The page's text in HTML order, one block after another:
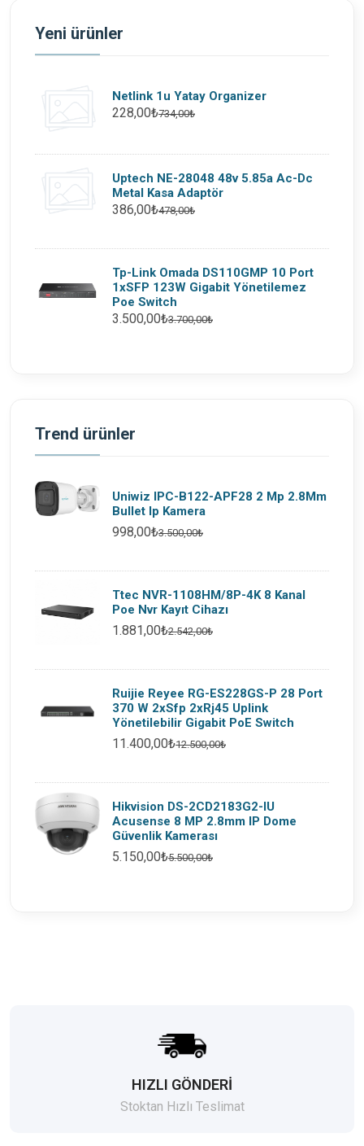
Yeni ürünler
Netlink 1u Yatay Organizer
228,00₺734,00₺
Uptech NE-28048 48v 5.85a Ac-Dc
Metal Kasa Adaptör
386,00₺478,00₺
Tp-Link Omada DS110GMP 10 Port
1xSFP 123W Gigabit Yönetilemez
Poe Switch
3.500,00₺3.700,00₺
Trend ürünler
Uniwiz IPC-B122-APF28 2 Mp 2.8Mm
Bullet Ip Kamera
998,00₺3.500,00₺
Ttec NVR-1108HM/8P-4K 8 Kanal
Poe Nvr Kayıt Cihazı
1.881,00₺2.542,00₺
Ruijie Reyee RG-ES228GS-P 28 Port
370 W 2xSfp 2xRj45 Uplink
Yönetilebilir Gigabit PoE Switch
11.400,00₺12.500,00₺
Hikvision DS-2CD2183G2-IU
Acusense 8 MP 2.8mm IP Dome
Güvenlik Kamerası
5.150,00₺5.500,00₺
HIZLI GÖNDERİ
Stoktan Hızlı Teslimat